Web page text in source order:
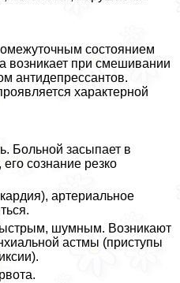
состоянием
возникает при смешивании
антидепрессантов.
хаpaктерной
Больной засыпает в
сознание резко
артериальное
шумным. Возникают
астмы (приступы